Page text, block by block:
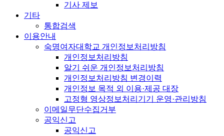
기사 제보
기타
통합검색
이용안내
숙명여자대학교 개인정보처리방침
개인정보처리방침
알기 쉬운 개인정보처리방침
개인정보처리방침 변경이력
개인정보 목적 외 이용·제공 대장
고정형 영상정보처리기기 운영·관리방침
이메일무단수집거부
공익신고
공익신고